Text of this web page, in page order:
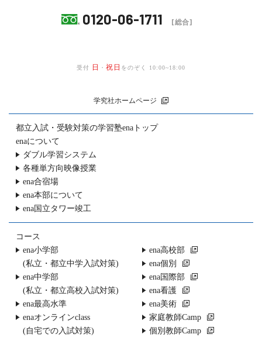
0120-06-1711 [総合]
受付 日 ・ 祝日 をのぞく 10:00~18:00
学究社ホームページ
都立入試・受験対策の学習塾enaトップ
enaについて
ダブル学習システム
各種単方向映像授業
ena合宿場
ena本部について
ena国立タワー竣工
コース
ena小学部
(私立・都立中学入試対策)
ena中学部
(私立・都立高校入試対策)
ena最高水準
enaオンラインclass
(自宅での入試対策)
ena高校部
ena個別
ena国際部
ena看護
ena美術
家庭教師Camp
個別教師Camp